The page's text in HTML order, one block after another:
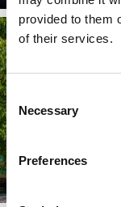
provided to them
of their services.
Consent
Selection
Necessary
Preferences